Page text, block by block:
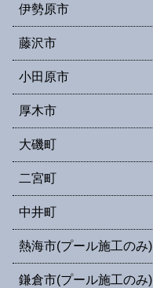
伊勢原市
藤沢市
小田原市
厚木市
大磯町
二宮町
中井町
熱海市(プール施工のみ)
鎌倉市(プール施工のみ)